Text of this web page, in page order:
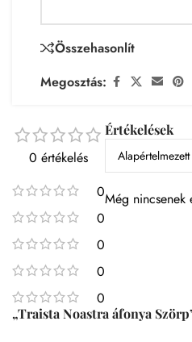
Összehasonlít
Megosztás:
0 értékelés
0
0
0
0
0
Értékelések
Még nincsenek
„Traista Noastra áfonya